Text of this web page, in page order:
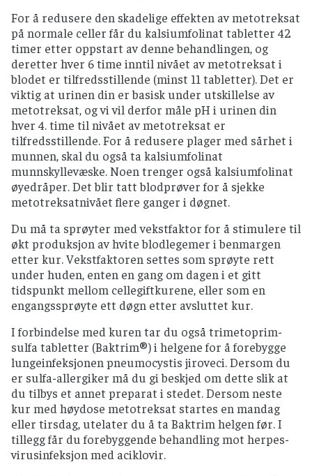
For å redusere den skadelige effekten av metotreksat
på normale celler får du kalsiumfolinat tabletter 42
timer etter oppstart av denne behandlingen, og
deretter hver 6 time inntil nivået av metotreksat i
blodet er tilfredsstillende (minst 11 tabletter). Det er
viktig at urinen din er basisk under utskillelse av
metotreksat, og vi vil derfor måle pH i urinen din
hver 4. time til nivået av metotreksat er
tilfredsstillende. For å redusere plager med sårhet i
munnen, skal du også ta kalsiumfolinat
munnskyllevæske. Noen trenger også kalsiumfolinat
øyedråper. Det blir tatt blodprøver for å sjekke
metotreksatnivået flere ganger i døgnet.
Du må ta sprøyter med vekstfaktor for å stimulere til
økt produksjon av hvite blodlegemer i benmargen
etter kur. Vekstfaktoren settes som sprøyte rett
under huden, enten en gang om dagen i et gitt
tidspunkt mellom cellegiftkurene, eller som en
engangssprøyte ett døgn etter avsluttet kur.
I forbindelse med kuren tar du også trimetoprim-
sulfa tabletter (Baktrim®) i helgene for å forebygge
lungeinfeksjonen pneumocystis jiroveci. Dersom du
er sulfa-allergiker må du gi beskjed om dette slik at
du tilbys et annet preparat i stedet. Dersom neste
kur med høydose metotreksat startes en mandag
eller tirsdag, utelater du å ta Baktrim helgen før. I
tillegg får du forebyggende behandling mot herpes-
virusinfeksjon med aciklovir.